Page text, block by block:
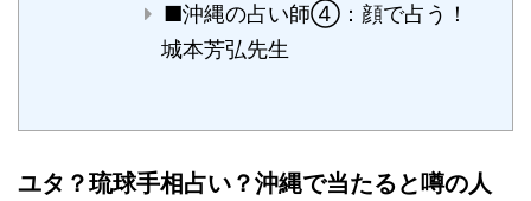
■沖縄の占い師④：顔で占う！
城本芳弘先生
ユタ？琉球手相占い？沖縄で当たると噂の人